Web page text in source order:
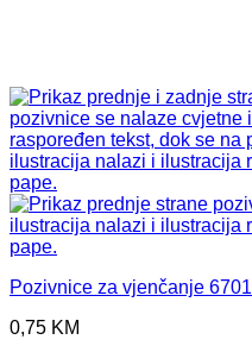
Pozivnice za vjenčanje 6701
0,75 KM